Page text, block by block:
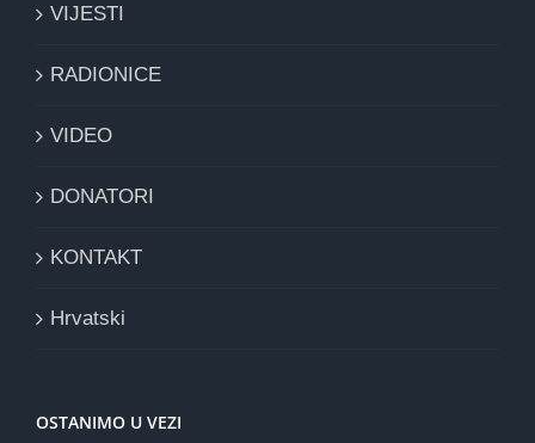
VIJESTI
RADIONICE
VIDEO
DONATORI
KONTAKT
Hrvatski
OSTANIMO U VEZI